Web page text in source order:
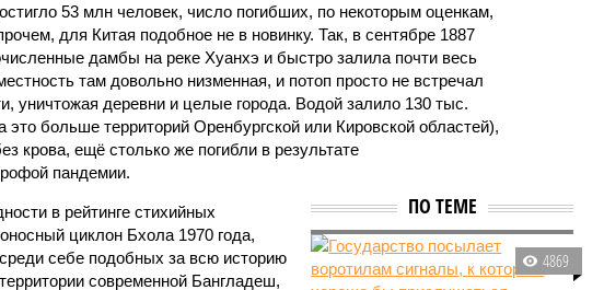
53 млн человек, число погибших, по некоторым оценкам,
для Китая подобное не в новинку. Так, в сентябре 1887
дамбы на реке Хуанхэ и быстро залила почти весь
там довольно низменная, и потоп просто не встречал
уничтожая деревни и целые города. Водой залило 130 тыс.
это больше территорий Оренбургской или Кировской областей),
крова, ещё столько же погибли в результате
пандемии.
ПО ТЕМЕ
4869
в рейтинге стихийных
циклон Бхола 1970 года,
себе подобных за всю историю
современной Бангладеш,